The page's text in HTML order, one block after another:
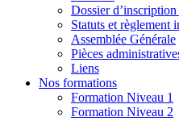
Dossier
Statuts et règlement
Assemblée Générale
Pièces
Liens
Nos formations
Formation Niveau 1
Formation Niveau 2